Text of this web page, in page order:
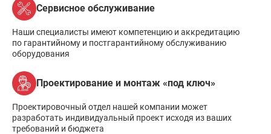
Сервисное обслуживание
Наши специалисты имеют компетенцию и аккредитацию
по гарантийному и постгарантийному обслуживанию
оборудования
Проектирование и монтаж «под ключ»
Проектировочный отдел нашей компании может
разработать индивидуальный проект исходя из ваших
требований и бюджета